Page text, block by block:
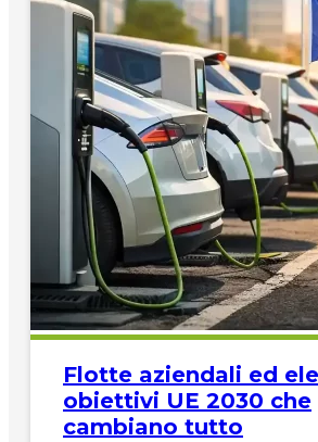
Flotte aziendali ed
obiettivi UE 2030 che
cambiano tutto